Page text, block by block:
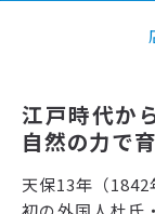
江戸時代か
自然の力で
天保13年（